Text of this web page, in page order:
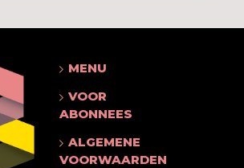
MENU
VOOR
ABONNEES
ALGEMENE
VOORWAARDEN